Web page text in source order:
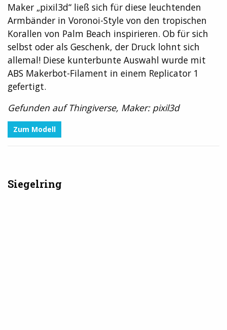
Maker „pixil3d“ ließ sich für diese leuchtenden
Armbänder in Voronoi-Style von den tropischen
Korallen von Palm Beach inspirieren. Ob für sich
selbst oder als Geschenk, der Druck lohnt sich
allemal! Diese kunterbunte Auswahl wurde mit
ABS Makerbot-Filament in einem Replicator 1
gefertigt.
Gefunden auf Thingiverse, Maker: pixil3d
Zum Modell
Siegelring